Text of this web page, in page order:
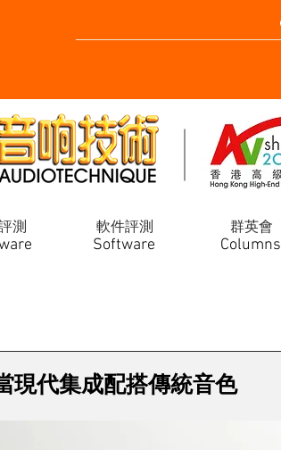
測 軟件評測 群英會
Software Columns
現代集成配搭傳統音色